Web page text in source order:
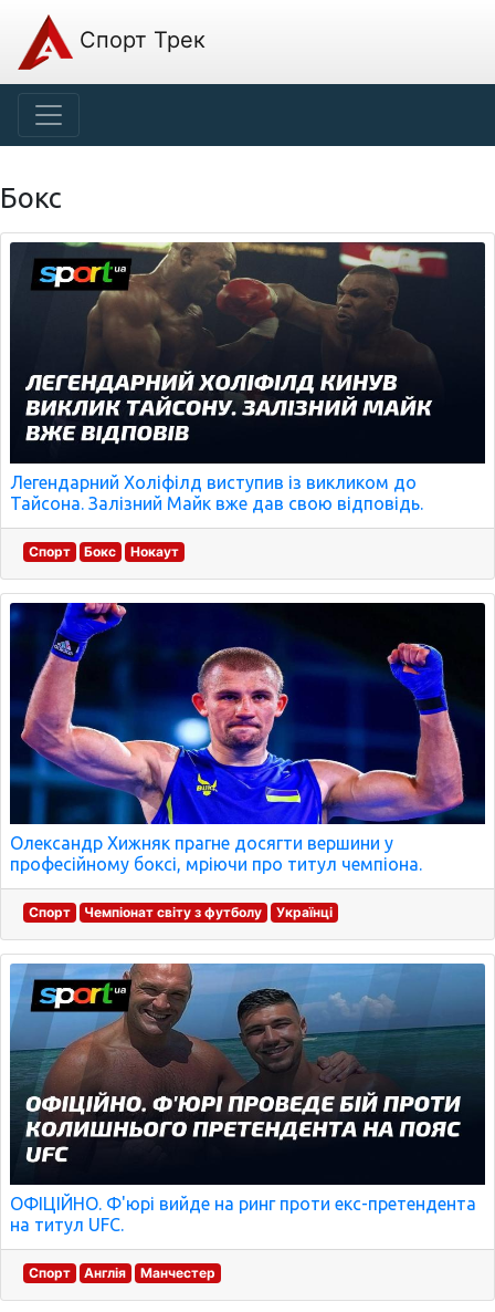
Спорт Трек
Бокс
Легендарний Холіфілд виступив із викликом до
Тайсона. Залізний Майк вже дав свою відповідь.
Спорт Бокс Нокаут
Олександр Хижняк прагне досягти вершини у
професійному боксі, мріючи про титул чемпіона.
Спорт Чемпіонат світу з футболу Українці
ОФІЦІЙНО. Ф'юрі вийде на ринг проти екс-претендента
на титул UFC.
Спорт Англія Манчестер